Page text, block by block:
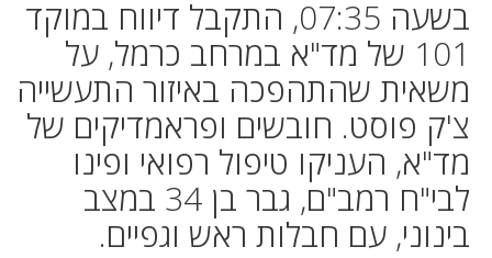
בשעה 07:35, התקבל דיווח במוקד
101 של מד"א במרחב כרמל, על
משאית שהתהפכה באיזור התעשייה
צ'ק פוסט. חובשים ופראמדיקים של
מד"א, העניקו טיפול רפואי ופינו
לבי"ח רמב"ם, גבר בן 34 במצב
בינוני, עם חבלות ראש וגפיים.